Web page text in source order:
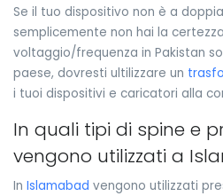
Se il tuo dispositivo non è a
semplicemente non hai la
voltaggio/frequenza in Pakistan
paese, dovresti ultilizzare un
i tuoi dispositivi e caricatori alla
In quali tipi di spine e
vengono utilizzati a
In Islamabad vengono utilizzati